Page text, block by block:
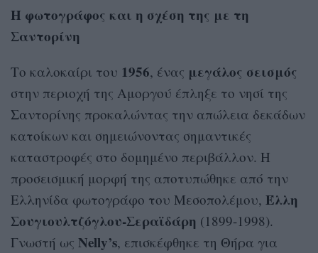
Η φωτογράφος και η σχέση της με τη
Σαντορίνη
Το καλοκαίρι του 1956, ένας μεγάλος σεισμός
στην περιοχή της Αμοργού έπληξε το νησί της
Σαντορίνης προκαλώντας την απώλεια δεκάδων
κατοίκων και σημειώνοντας σημαντικές
καταστροφές στο δομημένο περιβάλλον. Η
προσεισμική μορφή της αποτυπώθηκε από την
Ελληνίδα φωτογράφο του Μεσοπολέμου, Έλλη
Σουγιουλτζόγλου-Σεραϊδάρη (1899-1998).
Γνωστή ως Nelly’s, επισκέφθηκε τη Θήρα για